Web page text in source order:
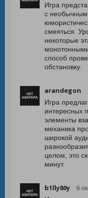
Игра
с
смеяться.
некоторые
способ
обстановку.
arandegon
Игра
интересных
элементы
механика
широкой
целом, это
минут.
b1lly80y 6